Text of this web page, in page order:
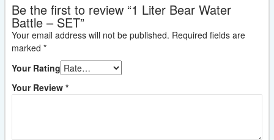
Be the first to review “1 Liter Bear Water
Battle – SET”
Your email address will not be published. Required fields are
marked *
Your Rating
Your Review *